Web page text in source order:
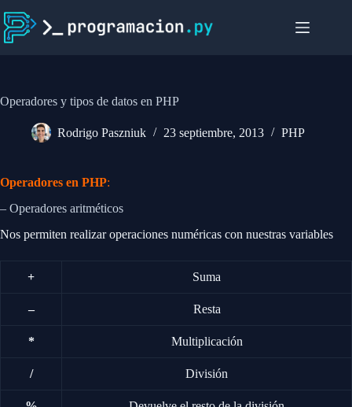
al
contenido
Operadores y tipos de datos en PHP
Rodrigo Paszniuk 23 septiembre, 2013 PHP
Operadores en PHP:
– Operadores aritméticos
Nos permiten realizar operaciones numéricas con nuestras variables
+ Suma
– Resta
* Multiplicación
/ División